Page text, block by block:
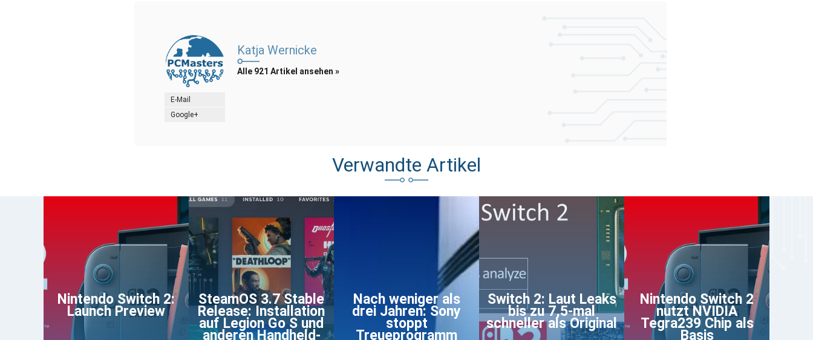
E-Mail
Google+
Katja Wernicke
Alle 921 Artikel ansehen »
Verwandte Artikel
Nintendo Switch 2:
Launch Preview
SteamOS 3.7 Stable
Release: Installation
auf Legion Go S und
anderen Handheld-
Nach weniger als
drei Jahren: Sony
stoppt
Treueprogramm
Switch 2: Laut Leaks
bis zu 7,5-mal
schneller als Original
Nintendo Switch 2
nutzt NVIDIA
Tegra239 Chip als
Basis